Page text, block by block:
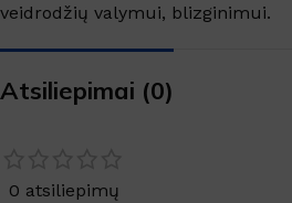
veidrodžių valymui, blizginimui.
Atsiliepimai (0)
0 atsiliepimų